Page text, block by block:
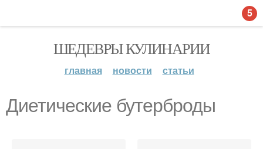
ШЕДЕВРЫ КУЛИНАРИИ
главная новости статьи
Диетические бутерброды
5